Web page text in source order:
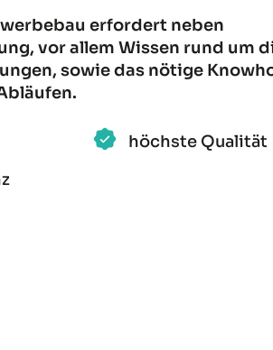
erfordert neben
vor allem Wissen rund um
sowie das nötige
höchste Qualität